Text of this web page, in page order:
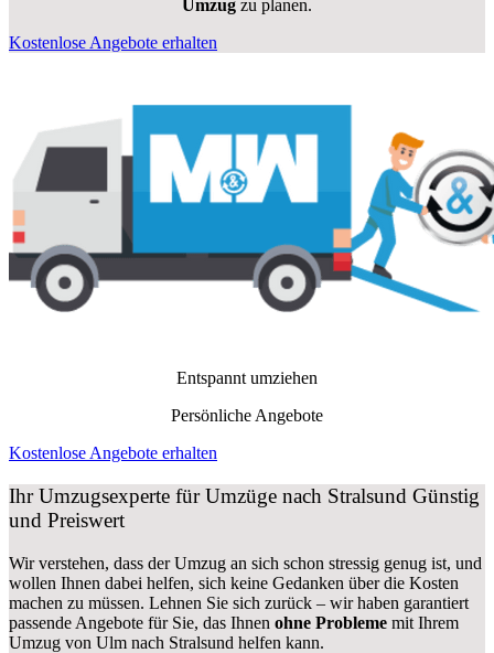
Umzug zu planen.
Kostenlose Angebote erhalten
Entspannt umziehen
Persönliche Angebote
Kostenlose Angebote erhalten
Ihr Umzugsexperte für Umzüge nach Stralsund Günstig
und Preiswert
Wir verstehen, dass der Umzug an sich schon stressig genug ist, und
wollen Ihnen dabei helfen, sich keine Gedanken über die Kosten
machen zu müssen. Lehnen Sie sich zurück – wir haben garantiert
passende Angebote für Sie, das Ihnen ohne Probleme mit Ihrem
Umzug von Ulm nach Stralsund helfen kann.